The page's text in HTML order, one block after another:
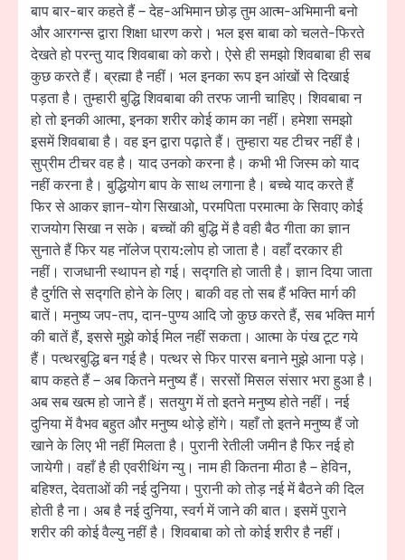
बाप बार-बार कहते हैं – देह-अभिमान छोड़ तुम आत्म-अभिमानी बनो
और आरगन्स द्वारा शिक्षा धारण करो। भल इस बाबा को चलते-फिरते
देखते हो परन्तु याद शिवबाबा को करो। ऐसे ही समझो शिवबाबा ही सब
कुछ करते हैं। ब्रह्मा है नहीं। भल इनका रूप इन आंखों से दिखाई
पड़ता है। तुम्हारी बुद्धि शिवबाबा की तरफ जानी चाहिए। शिवबाबा न
हो तो इनकी आत्मा, इनका शरीर कोई काम का नहीं। हमेशा समझो
इसमें शिवबाबा है। वह इन द्वारा पढ़ाते हैं। तुम्हारा यह टीचर नहीं है।
सुप्रीम टीचर वह है। याद उनको करना है। कभी भी जिस्म को याद
नहीं करना है। बुद्धियोग बाप के साथ लगाना है। बच्चे याद करते हैं
फिर से आकर ज्ञान-योग सिखाओ, परमपिता परमात्मा के सिवाए कोई
राजयोग सिखा न सके। बच्चों की बुद्धि में है वही बैठ गीता का ज्ञान
सुनाते हैं फिर यह नॉलेज प्राय:लोप हो जाता है। वहाँ दरकार ही
नहीं। राजधानी स्थापन हो गई। सद्गति हो जाती है। ज्ञान दिया जाता
है दुर्गति से सद्गति होने के लिए। बाकी वह तो सब हैं भक्ति मार्ग की
बातें। मनुष्य जप-तप, दान-पुण्य आदि जो कुछ करते हैं, सब भक्ति मार्ग
की बातें हैं, इससे मुझे कोई मिल नहीं सकता। आत्मा के पंख टूट गये
हैं। पत्थरबुद्धि बन गई है। पत्थर से फिर पारस बनाने मुझे आना पड़े।
बाप कहते हैं – अब कितने मनुष्य हैं। सरसों मिसल संसार भरा हुआ है।
अब सब खत्म हो जाने हैं। सतयुग में तो इतने मनुष्य होते नहीं। नई
दुनिया में वैभव बहुत और मनुष्य थोड़े होंगे। यहाँ तो इतने मनुष्य हैं जो
खाने के लिए भी नहीं मिलता है। पुरानी रेतीली जमीन है फिर नई हो
जायेगी। वहाँ है ही एवरीथिंग न्यु। नाम ही कितना मीठा है – हेविन,
बहिश्त, देवताओं की नई दुनिया। पुरानी को तोड़ नई में बैठने की दिल
होती है ना। अब है नई दुनिया, स्वर्ग में जाने की बात। इसमें पुराने
शरीर की कोई वैल्यु नहीं है। शिवबाबा को तो कोई शरीर है नहीं।